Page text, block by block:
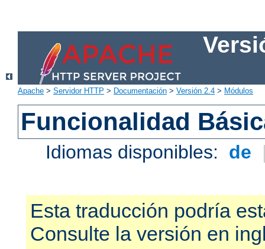
Apache > Servidor HTTP > Documentación > Versión 2.4 > Módulos
Funcionalidad
Idiomas disponibles: de
Esta traducción podría
Consulte la versión en